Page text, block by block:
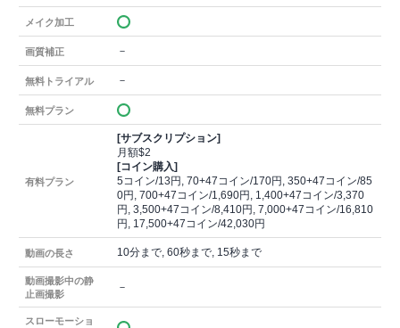
メイク加工
画質補正 －
無料トライアル －
無料プラン
有料プラン
[サブスクリプション]
月額$2
[コイン購入]
5コイン/13円, 70+47コイン/170円, 350+47コイン/85
0円, 700+47コイン/1,690円, 1,400+47コイン/3,370
円, 3,500+47コイン/8,410円, 7,000+47コイン/16,810
円, 17,500+47コイン/42,030円
動画の長さ 10分まで, 60秒まで, 15秒まで
動画撮影中の静
止画撮影
－
スローモーショ